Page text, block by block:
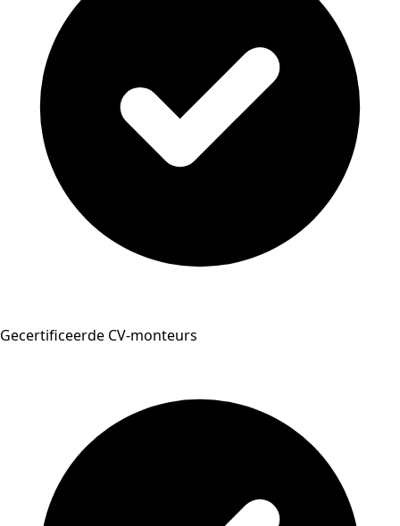
Gecertificeerde CV-monteurs